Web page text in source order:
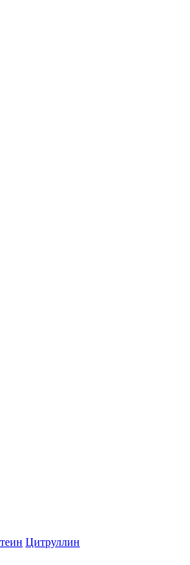
Цитруллин